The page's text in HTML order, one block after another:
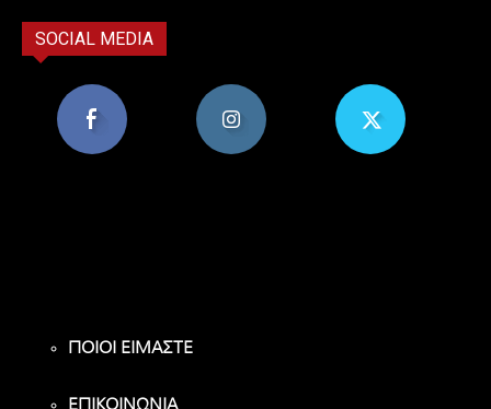
SOCIAL MEDIA
ΠΟΙΟΙ ΕΙΜΑΣΤΕ
ΕΠΙΚΟΙΝΩΝΙΑ